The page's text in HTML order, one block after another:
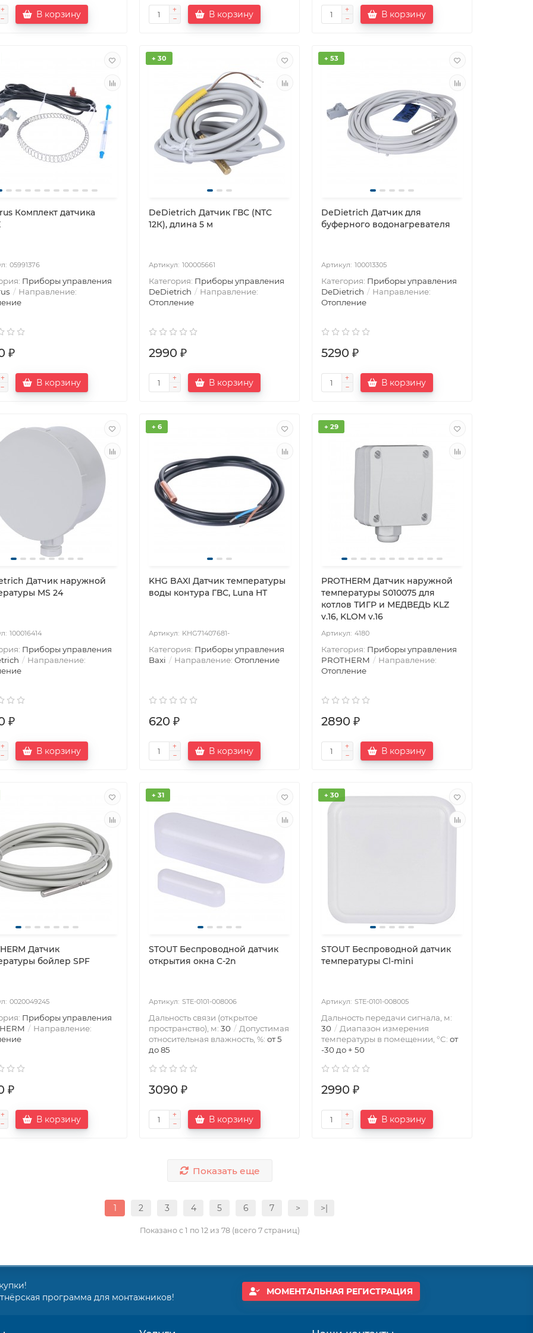
В корзину В корзину В корзину
Комплект датчика
05991376
Приборы управления
Направление:
₽
В корзину
+ 30
DeDietrich Датчик ГВС (NTC
12К), длина 5 м
100005661
Категория: Приборы управления
DeDietrich
Направление:
Отопление
2990 ₽
В корзину
+ 53
DeDietrich Датчик для
буферного водонагревателя
100013305
Категория: Приборы управления
DeDietrich
Направление:
Отопление
5290 ₽
В корзину
Датчик наружной
MS 24
100016414
Приборы управления
Направление:
₽
В корзину
+ 6
KHG BAXI Датчик температуры
воды контура ГВС, Luna HT
KHG71407681-
Категория: Приборы управления
Baxi
Направление: Отопление
620 ₽
В корзину
+ 29
PROTHERM Датчик наружной
температуры S010075 для
котлов ТИГР и МЕДВЕДЬ KLZ
v.16, KLOM v.16
4180
Категория: Приборы управления
PROTHERM
Направление:
Отопление
2890 ₽
В корзину
Датчик
бойлер SPF
0020049245
Приборы управления
Направление:
₽
В корзину
+ 31
STOUT Беспроводной датчик
открытия окна C-2n
STE-0101-008006
Дальность связи (открытое
пространство), м: 30
Допустимая
относительная влажность, %: от 5
до 85
3090 ₽
В корзину
+ 30
STOUT Беспроводной датчик
температуры Cl-mini
STE-0101-008005
Дальность передачи сигнала, м:
30
Диапазон измерения
температуры в помещении, °C: от
-30 до + 50
2990 ₽
В корзину
Показать еще
1 2 3 4 5 6 7 > >|
Показано с 1 по 12 из 78 (всего 7 страниц)
программа для монтажников!
МОМЕНТАЛЬНАЯ РЕГИСТРАЦИЯ